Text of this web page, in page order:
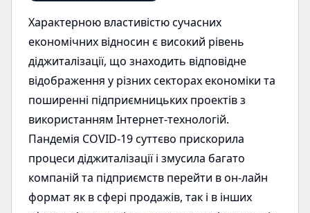
Характерною властивістю сучасних
економічних відносин є високий рівень
діджиталізації, що знаходить відповідне
відображення у різних секторах економіки та
поширенні підприємницьких проектів з
використанням Інтернет-технологій.
Пандемія COVID-19 суттєво прискорила
процеси діджиталізації і змусила багато
компаній та підприємств перейти в он-лайн
формат як в сфері продажів, так і в інших